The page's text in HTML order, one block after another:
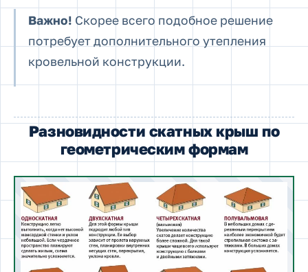
Важно! Cкорее всего подобное решение
потребует дополнительного утепления
кровельной конструкции.
Разновидности скатных крыш по
геометрическим формам